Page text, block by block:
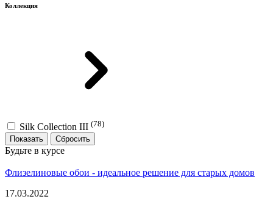
Коллекция
Silk Collection III (78)
Показать
Будьте в курсе
Флизелиновые обои - идеальное решение для старых домов
17.03.2022